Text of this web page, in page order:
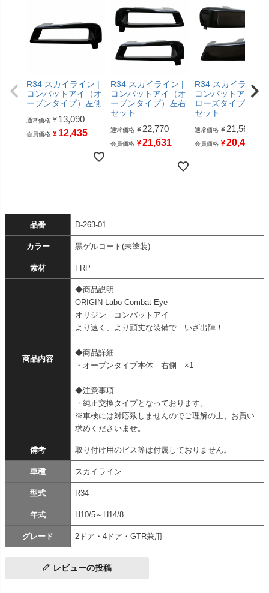
R34 スカイライン |
コンバットアイ（オ
ープンタイプ）左側
通常価格 ¥ 13,090
会員価格 ¥ 12,435
R34 スカイライン |
コンバットアイ（オ
ープンタイプ）左右
セット
通常価格 ¥ 22,770
会員価格 ¥21,631
R34 スカイライン |
コンバットアイ（
ローズタイプ）左
セット
通常価格 ¥ 21,560
会員価格 ¥20,482
品番 D-263-01
カラー 黒ゲルコート(未塗装)
素材 FRP
商品内容
◆商品説明
ORIGIN Labo Combat Eye
オリジン コンバットアイ
より速く、より頑丈な装備で…いざ出陣！
◆商品詳細
・オープンタイプ本体 右側 ×1
◆注意事項
・純正交換タイプとなっております。
※車検には対応致しませんのでご理解の上、お買い
求めくださいませ。
備考 取り付け用のビス等は付属しておりません。
車種 スカイライン
型式 R34
年式 H10/5～H14/8
グレード 2ドア・4ドア・GTR兼用
レビューの投稿